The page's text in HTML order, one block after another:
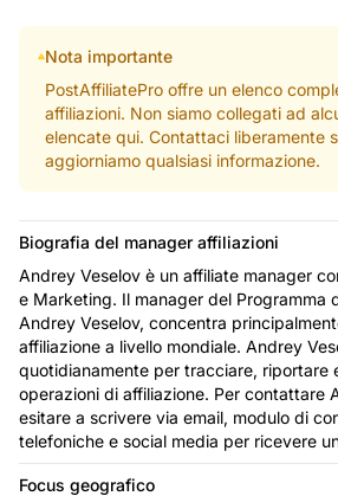
Nota importante
PostAffiliatePro offre un elenco
affiliazioni. Non siamo collegati ad
elencate qui. Contattaci liberamente
aggiorniamo qualsiasi informazione.
Biografia del manager affiliazioni
Andrey Veselov è un affiliate manager
e Marketing. Il manager del Programma
Andrey Veselov, concentra
affiliazione a livello mondiale. Andrey
quotidianamente per tracciare, riportare
operazioni di affiliazione. Per contattare
esitare a scrivere via email, modulo di
telefoniche e social media per ricevere
Focus geografico